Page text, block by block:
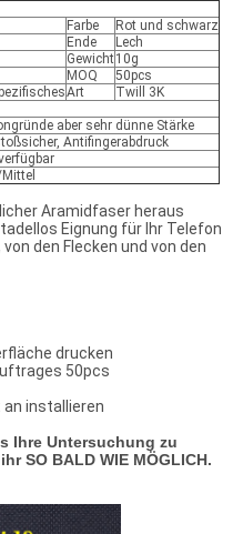
Farbe
Rot und schwarz
Ende
Lech
Gewicht10g
MOQ
50pcs
Art
Twill 3K
aber sehr dünne Stärke
Antifingerabdruck
Aramidfaser heraus
Eignung für Ihr Telefon
den Flecken und von den
drucken
50pcs
an installieren
Ihre Untersuchung zu
SO BALD WIE MÖGLICH.